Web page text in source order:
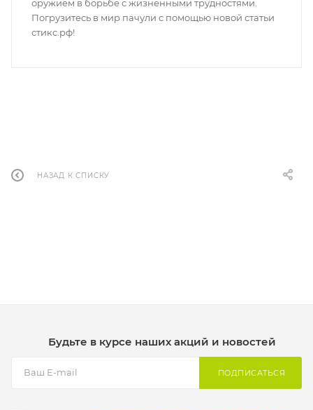
оружием в борьбе с жизненными трудностями.
Погрузитесь в мир пачули с помощью новой статьи
стикс.рф!
НАЗАД К СПИСКУ
Будьте в курсе наших акций и новостей
ПОДПИСАТЬСЯ